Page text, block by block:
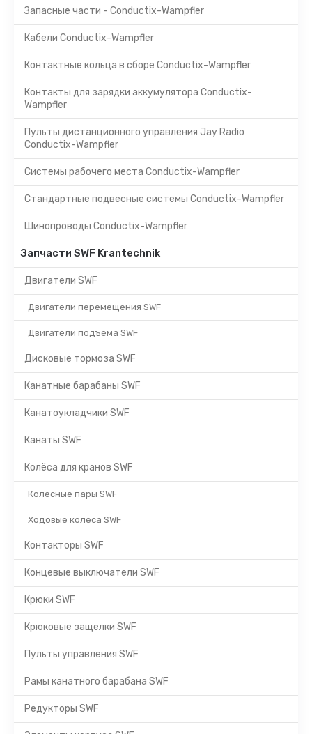
Запасные части - Conductix-Wampfler
Кабели Conductix-Wampfler
Контактные кольца в сборе Conductix-Wampfler
Контакты для зарядки аккумулятора Conductix-
Wampfler
Пульты дистанционного управления Jay Radio
Conductix-Wampfler
Системы рабочего места Conductix-Wampfler
Стандартные подвесные системы Conductix-Wampfler
Шинопроводы Conductix-Wampfler
Запчасти SWF Krantechnik
Двигатели SWF
Двигатели перемещения SWF
Двигатели подъёма SWF
Дисковые тормоза SWF
Канатные барабаны SWF
Канатоукладчики SWF
Канаты SWF
Колёса для кранов SWF
Колёсные пары SWF
Ходовые колеса SWF
Контакторы SWF
Концевые выключатели SWF
Крюки SWF
Крюковые защелки SWF
Пульты управления SWF
Рамы канатного барабана SWF
Редукторы SWF